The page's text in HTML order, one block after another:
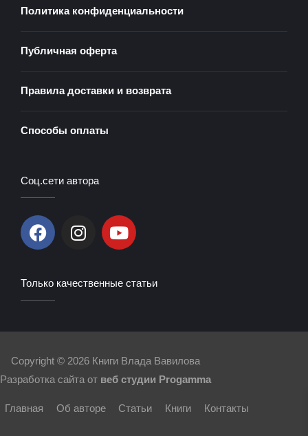
Политика конфиденциальности
Публичная оферта
Правила доставки и возврата
Способы оплаты
Соц.сети автора
F
a
b
I
n
a
m
Y
o
u
Только качественные статьи
Copyright © 2026 Книги Влада Вавилова
Разработка сайта от веб студии Progamma
Главная Об авторе Статьи Книги Контакты